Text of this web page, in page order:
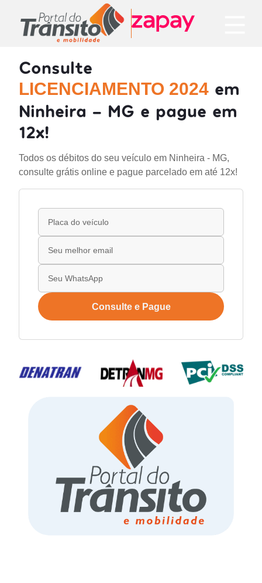
Consulte
LICENCIAMENTO 2024 em
Ninheira - MG e pague em
12x!
Todos os débitos do seu veículo em Ninheira - MG,
consulte grátis online e pague parcelado em até 12x!
Consulte e Pague